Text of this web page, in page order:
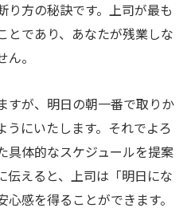
り方の秘訣です。上司が最も
とであり、あなたが残業しな
。
すが、明日の朝一番で取りか
うにいたします。それでよろ
具体的なスケジュールを提案
伝えると、上司は「明日にな
感を得ることができます。